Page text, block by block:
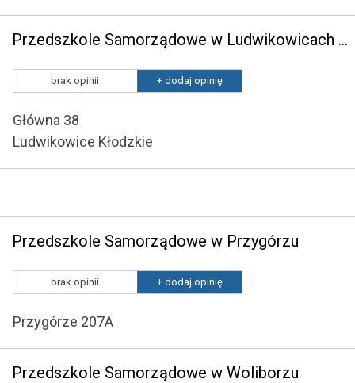
Przedszkole Samorządowe w Ludwikowicach Kłodzkich
brak opinii + dodaj opinię
Główna 38
Ludwikowice Kłodzkie
Przedszkole Samorządowe w Przygórzu
brak opinii + dodaj opinię
Przygórze 207A
Przedszkole Samorządowe w Woliborzu